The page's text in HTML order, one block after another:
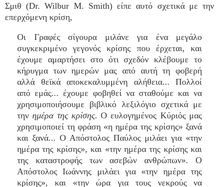
Σμιθ (Dr. Wilbur M. Smith) είπε αυτό σχετικά με την
επερχόμενη κρίση,
Οι Γραφές σίγουρα μιλάνε για ένα μεγάλο
συγκεκριμένο γεγονός κρίσης που έρχεται, και
έχουμε αμαρτήσει στο ότι σχεδόν κλέβουμε το
κήρυγμα των ημερών μας από αυτή τη φοβερή
αλλά θεϊκά αποκεκαλυμμένη αλήθεια... Πολλοί
από εμάς... έχουμε φοβηθεί να σταθούμε και να
χρησιμοποιήσουμε βιβλικό λεξιλόγιο σχετικά με
τηνημέρα της κρίσης. Ο ευλογημένος Κύριός μας
χρησιμοποιεί τη φράση «η ημέρα της κρίσης» ξανά
και ξανά... Ο Απόστολος Παύλος μιλάει για «την
ημέρα της κρίσης», και «την ημέρα της κρίσης και
της καταστροφής των ασεβών ανθρώπων». Ο
Απόστολος Ιωάννης μιλάει για «την ημέρα της
κρίσης», και «την ώρα για τους νεκρούς να